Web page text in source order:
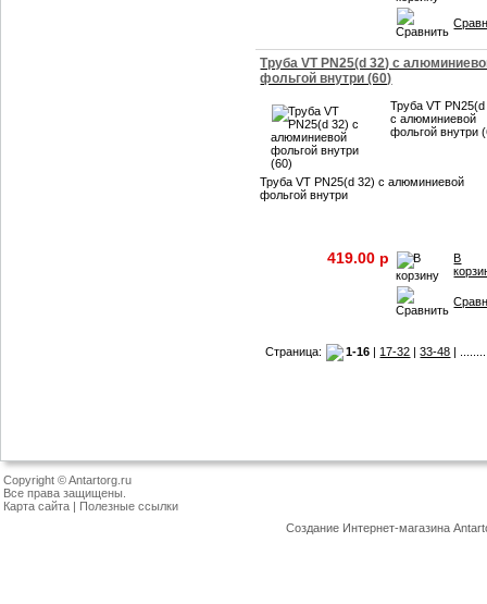
Труба VT PN25(d 32) с
фольгой внутри (60)
Труба VT
с алюминиевой
фольгой внутри
Труба VT PN25(d 32) с алюминиевой
фольгой внутри
419.00 p
В
Страница: 1-16 | 17-32 |33-48 |
Copyright © Antartorg.ru
Все права защищены.
Карта сайта | Полезные ссылки
Создание Интернет-магазина